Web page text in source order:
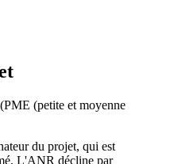
(petite et moyenne
du projet, qui est
L'ANR décline par